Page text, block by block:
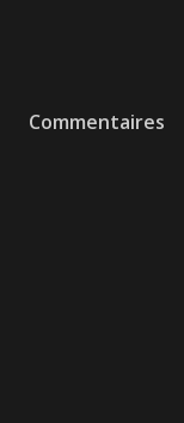
Commentaires